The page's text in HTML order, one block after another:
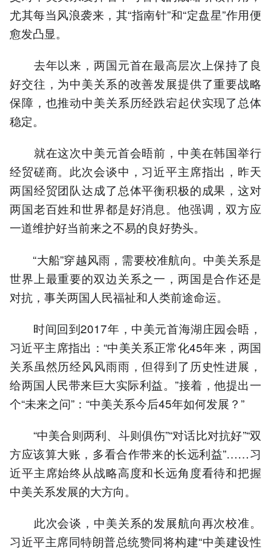
尤其每当风浪袭来，其“指南针”和“定盘星”作用便
愈发凸显。
去年以来，两国元首在最高层次上保持了良
好交往，为中美关系的改善发展提供了重要战略
保障，也推动中美关系历经跌宕起伏实现了总体
稳定。
就在这次中美元首会晤前，中美在韩国举行
经贸磋商。此次会谈中，习近平主席指出，昨天
两国经贸团队达成了总体平衡积极的成果，这对
两国老百姓和世界都是好消息。他强调，双方应
一道维护好当前来之不易的良好势头。
“大船”穿越风雨，需要校准航向。中美关系是
世界上最重要的双边关系之一，两国是合作还是
对抗，事关两国人民福祉和人类前途命运。
时间回到2017年，中美元首海湖庄园会晤，
习近平主席指出：“中美关系正常化45年来，两国
关系虽然历经风风雨雨，但得到了历史性进展，
给两国人民带来巨大实际利益。”接着，他提出一
个“未来之问”：“中美关系今后45年如何发展？”
“中美合则两利、斗则俱伤”“对话比对抗好”“双
方应该算大账，多看合作带来的长远利益”……习
近平主席始终从战略高度和长远角度看待和把握
中美关系发展的大方向。
此次会谈，中美关系的发展航向再次校准。
习近平主席同特朗普总统赞同将构建“中美建设性